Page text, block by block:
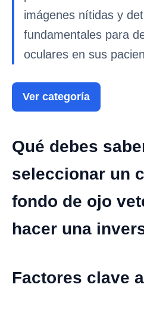
imágenes nítidas y
fundamentales para
oculares en sus
Ver categoría
Qué debes
seleccionar un
fondo de ojo
hacer una
Factores clave